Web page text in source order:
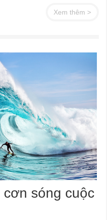
Xem thêm >
sóng cuộc